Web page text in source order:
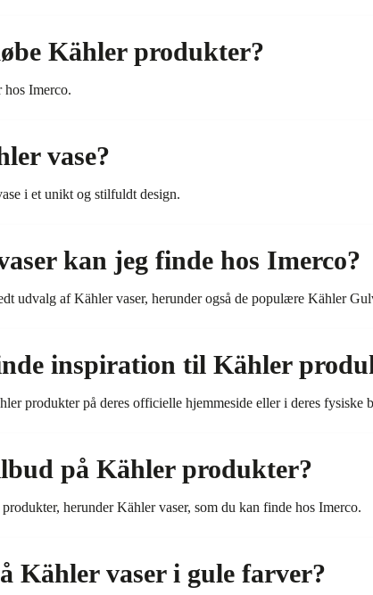
Kähler produkter?
Imerco.
vase?
i et unikt og stilfuldt design.
kan jeg finde hos Imerco?
udvalg af Kähler vaser, herunder også de populære Kähler
inspiration til Kähler
produkter på deres officielle hjemmeside eller i deres fysiske
på Kähler produkter?
herunder Kähler vaser, som du kan finde hos Imerco.
Kähler vaser i gule farver?